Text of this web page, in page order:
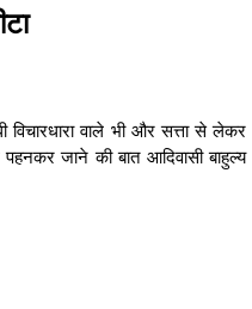
विचारधारा वाले भी और सत्ता से लेकर
जाने की बात आदिवासी बाहुल्य